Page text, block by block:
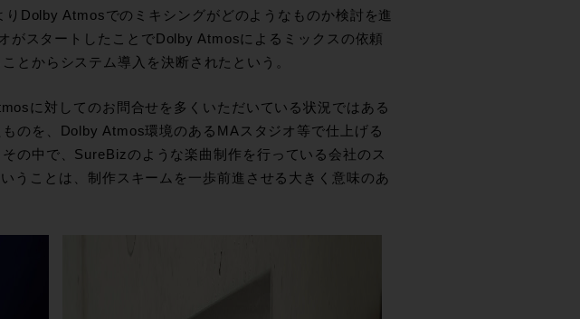
Dolby Atmosでのミキシングがどのようなものか検討を進
がスタートしたことでDolby Atmosによるミックスの依頼
とからシステム導入を決断されたという。
に対してのお問合せを多くいただいている状況ではある
のを、Dolby Atmos環境のあるMAスタジオ等で仕上げる
の中で、SureBizのような楽曲制作を行っている会社のス
うことは、制作スキームを一歩前進させる大きく意味のあ